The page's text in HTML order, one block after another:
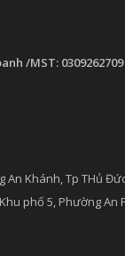
/MST:
An Khánh, Tp THủ
phố 5, Phường An